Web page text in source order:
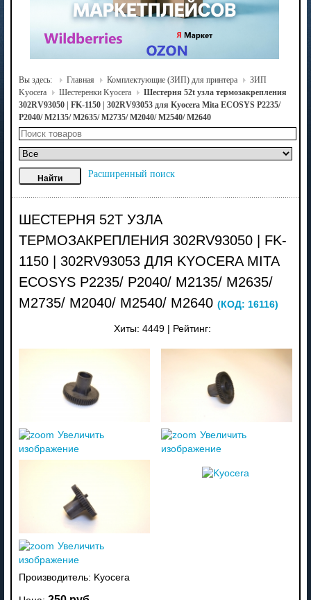
Вы здесь: Главная Комплектующие (ЗИП) для принтера
ЗИП
Kyocera
Шестеренки Kyocera
Шестерня 52t узла термозакрепления
302RV93050 | FK-1150 | 302RV93053 для Kyocera Mita ECOSYS P2235/
P2040/ M2135/ M2635/ M2735/ M2040/ M2540/ M2640
Расширенный поиск
ШЕСТЕРНЯ 52T УЗЛА
ТЕРМОЗАКРЕПЛЕНИЯ 302RV93050 | FK-
1150 | 302RV93053 ДЛЯ KYOCERA MITA
ECOSYS P2235/ P2040/ M2135/ M2635/
M2735/ M2040/ M2540/ M2640 (КОД: 16116)
Хиты: 4449 Рейтинг:
Увеличить
изображение
Увеличить
изображение
Увеличить
изображение
Производитель: Kyocera